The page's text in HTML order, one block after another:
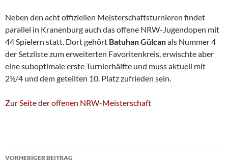
Neben den acht offiziellen Meisterschaftsturnieren findet
parallel in Kranenburg auch das offene NRW-Jugendopen mit
44 Spielern statt. Dort gehört Batuhan Gülcanals Nummer 4
der Setzliste zum erweiterten Favoritenkreis, erwischte aber
eine suboptimale erste Turnierhälfte und muss aktuell mit
2½/4 und dem geteilten 10. Platz zufrieden sein.
Zur Seite der offenen NRW-Meisterschaft
Beitragsnavigation
VORHERIGER BEITRAG